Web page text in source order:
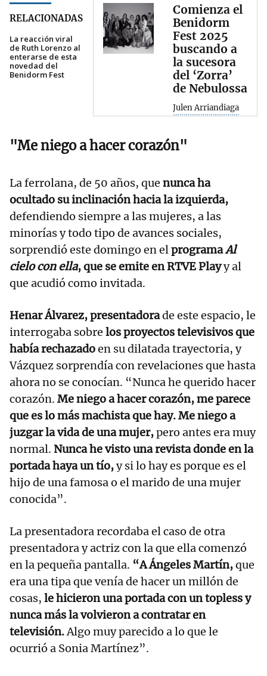
RELACIONADAS
La reacción viral
de Ruth Lorenzo al
enterarse de esta
novedad del
Benidorm Fest
Comienza el
Benidorm
Fest 2025
buscando a
la sucesora
del ‘Zorra’
de Nebulossa
Julen Arriandiaga
"Me niego a hacer corazón"
La ferrolana, de 50 años, que nunca ha
ocultado su inclinación hacia la izquierda,
defendiendo siempre a las mujeres, a las
minorías y todo tipo de avances sociales,
sorprendió este domingo en elprogramaAl
cielo con ella, que se emite en RTVE Playy al
que acudió como invitada.
Henar Álvarez,presentadorade este espacio, le
interrogaba sobre los proyectos televisivos que
había rechazadoen su dilatada trayectoria, y
Vázquez sorprendía con revelaciones que hasta
ahora no se conocían. “Nunca he querido hacer
corazón. Me niego a hacer corazón, me parece
que es lo más machista que hay. Me niego a
juzgar la vida de una mujer,pero antes era muy
normal. Nunca he visto una revista donde en la
portada haya un tío,y si lo hay es porque es el
hijo de una famosa o el marido de una mujer
conocida”.
La presentadora recordaba el caso de otra
presentadora y actriz con la que ella comenzó
en la pequeña pantalla. “A Ángeles Martín,que
era una tipa que venía de hacer un millón de
cosas, le hicieron una portada con un topless y
nunca más la volvieron a contratar en
televisión.Algo muy parecido a lo que le
ocurrió a Sonia Martínez”.